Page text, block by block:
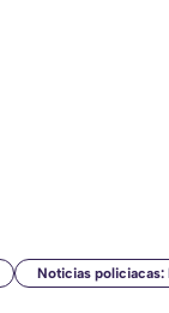
Noticias